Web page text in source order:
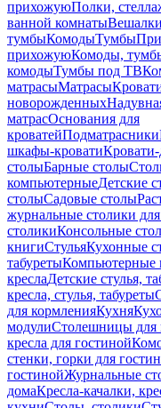
прихожуюПолки,
ванной комнаты
тумбыКомодыТумбы
прихожуюКомоды,
комодыТумбы под ТВ
матрасыМатрасы
новорожденных
матрасОснования для
кроватейПодматрасники
шкафы-кровати
столыБарные столы
компьютерныеДетские
столыСадовые столы
журнальные столики
столикиКонсольные
книгиСтульяКухонные
табуретыКомпьютерные
креслаДетские стулья,
кресла, стулья, табуреты
для кормленияКухня
модулиСтолешницы для
кресла для гостиной
стенки, горки для
гостинойЖурнальные
домаКресла-качалки,